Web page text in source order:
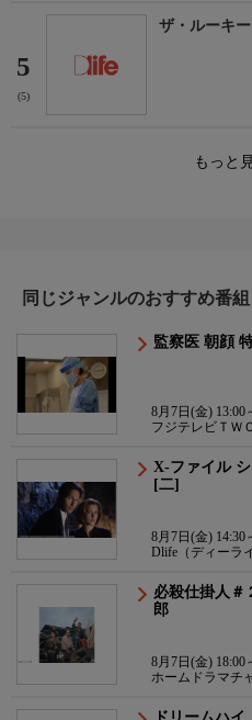
5
(5)
ザ・ルーキ
もっと
同じジャンルのおすすめ番組
監察医 朝顔
8月7日(金) 13:00
フジテレビＴＷ
X-ファイル シ
[二]
8月7日(金) 14:30
Dlife（ディーラ
必殺仕掛人
郎
8月7日(金) 18:00
ホームドラマチ